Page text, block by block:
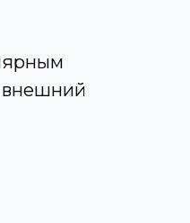
внешний